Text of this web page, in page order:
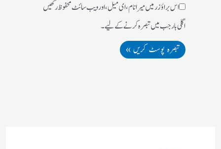
اس براؤزر میں میرا نام، ای میل، اور ویب سائٹ محفوظ رکھیں
اگلی بار جب میں تبصرہ کرنے کےلیے۔